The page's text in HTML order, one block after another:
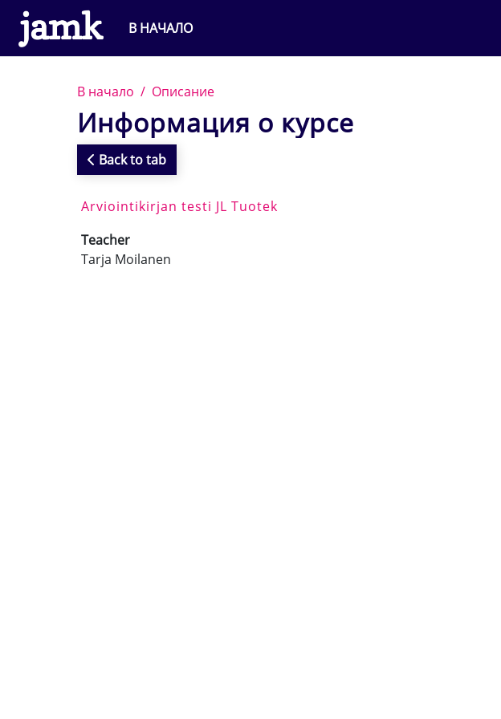
Перейти к основному содержанию
В НАЧАЛО
В начало Описание
Информация о курсе
Back to tab
Arviointikirjan testi JL Tuotek
Teacher
Tarja Moilanen